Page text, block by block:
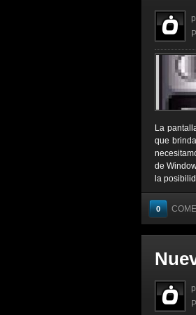
La
que
de
la
0